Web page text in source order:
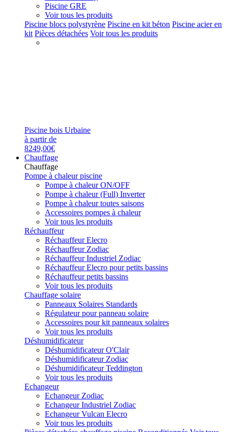
Piscine GRE
Voir tous les produits
Piscine blocs polystyrène Piscine en kit béton Piscine acier en
kit Pièces détachées Voir tous les produits
Piscine bois Urbaine
à partir de
8249,00€
Chauffage
Chauffage
Pompe à chaleur piscine
Pompe à chaleur ON/OFF
Pompe à chaleur (Full) Inverter
Pompe à chaleur toutes saisons
Accessoires pompes à chaleur
Voir tous les produits
Réchauffeur
Réchauffeur Elecro
Réchauffeur Zodiac
Réchauffeur Industriel Zodiac
Réchauffeur Elecro pour petits bassins
Réchauffeur petits bassins
Voir tous les produits
Chauffage solaire
Panneaux Solaires Standards
Régulateur pour panneau solaire
Accessoires pour kit panneaux solaires
Voir tous les produits
Déshumidificateur
Déshumidificateur O'Clair
Déshumidificateur Zodiac
Déshumidificateur Teddington
Voir tous les produits
Echangeur
Echangeur Zodiac
Echangeur Industriel Zodiac
Echangeur Vulcan Elecro
Voir tous les produits